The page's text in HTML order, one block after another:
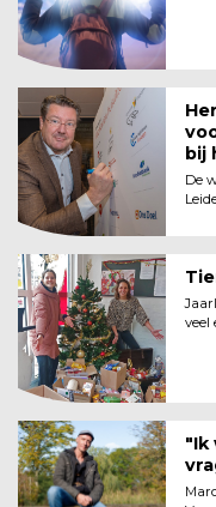
bij
De
veel
"Ik